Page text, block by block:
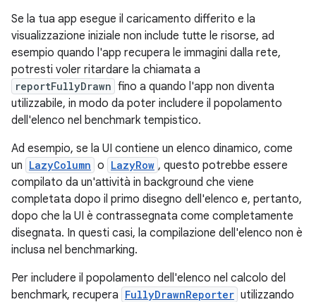
Se la tua app esegue il caricamento differito e la
visualizzazione iniziale non include tutte le risorse, ad
esempio quando l'app recupera le immagini dalla rete,
potresti voler ritardare la chiamata a
reportFullyDrawn fino a quando l'app non diventa
utilizzabile, in modo da poter includere il popolamento
dell'elenco nel benchmark tempistico.
Ad esempio, se la UI contiene un elenco dinamico, come
un LazyColumn o LazyRow , questo potrebbe essere
compilato da un'attività in background che viene
completata dopo il primo disegno dell'elenco e, pertanto,
dopo che la UI è contrassegnata come completamente
disegnata. In questi casi, la compilazione dell'elenco non è
inclusa nel benchmarking.
Per includere il popolamento dell'elenco nel calcolo del
benchmark, recupera FullyDrawnReporter utilizzando